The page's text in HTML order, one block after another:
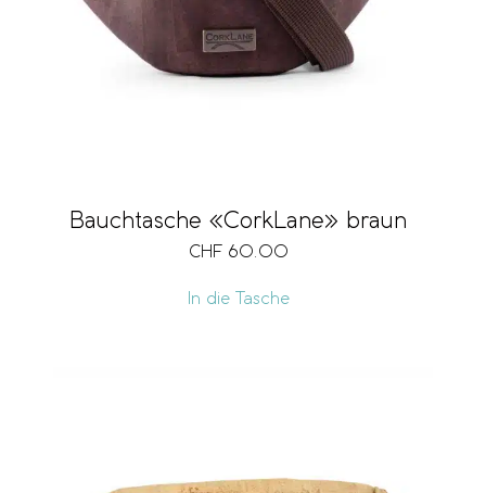
Bauchtasche «CorkLane» braun
CHF 60.00
In die Tasche